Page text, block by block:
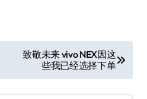
致敬未来 vivo NEX因这
些我已经选择下单